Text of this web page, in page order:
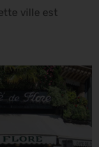
ville est